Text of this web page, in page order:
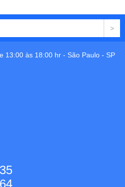
13:00 às 18:00 hr - São Paulo - SP